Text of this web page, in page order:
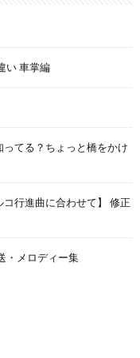
い 車掌編
てる？ちょっと橋をかけ
行進曲に合わせて】 修正
・メロディー集